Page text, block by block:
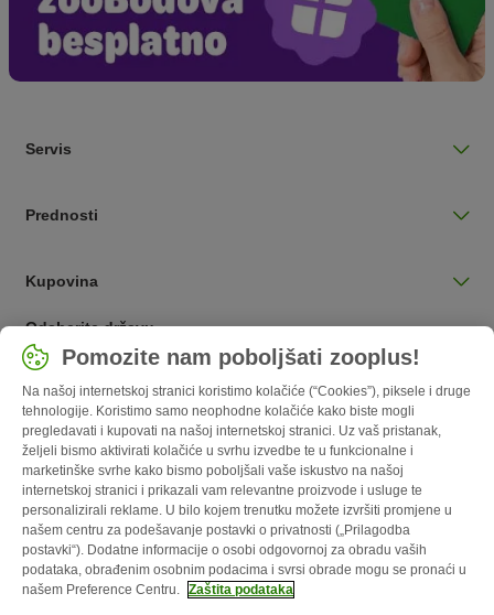
Servis
Prednosti
Kupovina
Odaberite državu
Hrvatska / HR
Follow zooplus
Pomozite nam poboljšati zooplus!
Na našoj internetskoj stranici koristimo kolačiće (“Cookies”), piksele i druge
tehnologije. Koristimo samo neophodne kolačiće kako biste mogli
pregledavati i kupovati na našoj internetskoj stranici. Uz vaš pristanak,
željeli bismo aktivirati kolačiće u svrhu izvedbe te u funkcionalne i
marketinške svrhe kako bismo poboljšali vaše iskustvo na našoj
internetskoj stranici i prikazali vam relevantne proizvode i usluge te
personalizirali reklame. U bilo kojem trenutku možete izvršiti promjene u
našem centru za podešavanje postavki o privatnosti („Prilagodba
postavki“). Dodatne informacije o osobi odgovornoj za obradu vaših
podataka, obrađenim osobnim podacima i svrsi obrade mogu se pronaći u
našem Preference Centru. Zaštita podataka